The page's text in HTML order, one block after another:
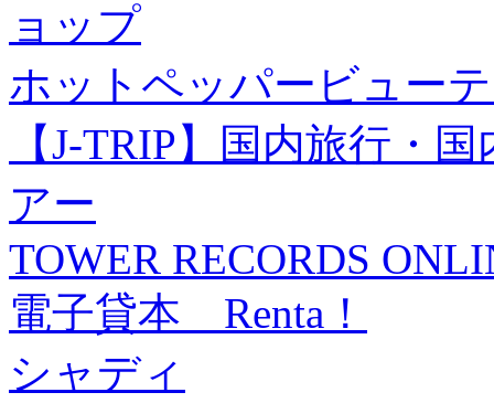
ョップ
ホットペッパービュー
【J-TRIP】国内旅行・
アー
TOWER RECORDS
電子貸本 Renta！
シャディ